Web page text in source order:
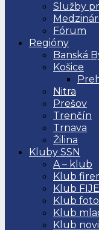
Služby
Fórum
Regióny
Banská
Košice
Nitra
Prešov
Trenčín
Trnava
Žilina
Kluby SSN
A – klub
Klub
Klub
Klub
Klub
Klub